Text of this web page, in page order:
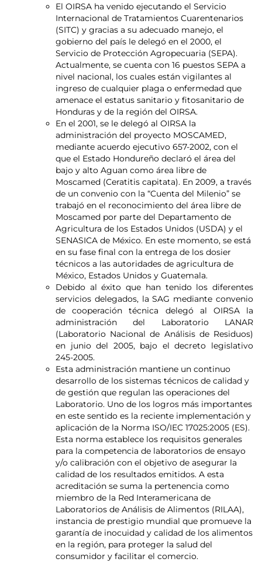
El OIRSA ha venido ejecutando el Servicio
Internacional de Tratamientos Cuarentenarios
(SITC) y gracias a su adecuado manejo, el
gobierno del país le delegó en el 2000, el
Servicio de Protección Agropecuaria (SEPA).
Actualmente, se cuenta con 16 puestos SEPA a
nivel nacional, los cuales están vigilantes al
ingreso de cualquier plaga o enfermedad que
amenace el estatus sanitario y fitosanitario de
Honduras y de la región del OIRSA.
En el 2001, se le delegó al OIRSA la
administración del proyecto MOSCAMED,
mediante acuerdo ejecutivo 657-2002, con el
que el Estado Hondureño declaró el área del
bajo y alto Aguan como área libre de
Moscamed (Ceratitis capitata). En 2009, a través
de un convenio con la “Cuenta del Milenio” se
trabajó en el reconocimiento del área libre de
Moscamed por parte del Departamento de
Agricultura de los Estados Unidos (USDA) y el
SENASICA de México. En este momento, se está
en su fase final con la entrega de los dosier
técnicos a las autoridades de agricultura de
México, Estados Unidos y Guatemala.
Debido al éxito que han tenido los diferentes
servicios delegados, la SAG mediante convenio
de cooperación técnica delegó al OIRSA la
administración del Laboratorio LANAR
(Laboratorio Nacional de Análisis de Residuos)
en junio del 2005, bajo el decreto legislativo
245-2005.
Esta administración mantiene un continuo
desarrollo de los sistemas técnicos de calidad y
de gestión que regulan las operaciones del
Laboratorio. Uno de los logros más importantes
en este sentido es la reciente implementación y
aplicación de la Norma ISO/IEC 17025:2005 (ES).
Esta norma establece los requisitos generales
para la competencia de laboratorios de ensayo
y/o calibración con el objetivo de asegurar la
calidad de los resultados emitidos. A esta
acreditación se suma la pertenencia como
miembro de la Red Interamericana de
Laboratorios de Análisis de Alimentos (RILAA),
instancia de prestigio mundial que promueve la
garantía de inocuidad y calidad de los alimentos
en la región, para proteger la salud del
consumidor y facilitar el comercio.